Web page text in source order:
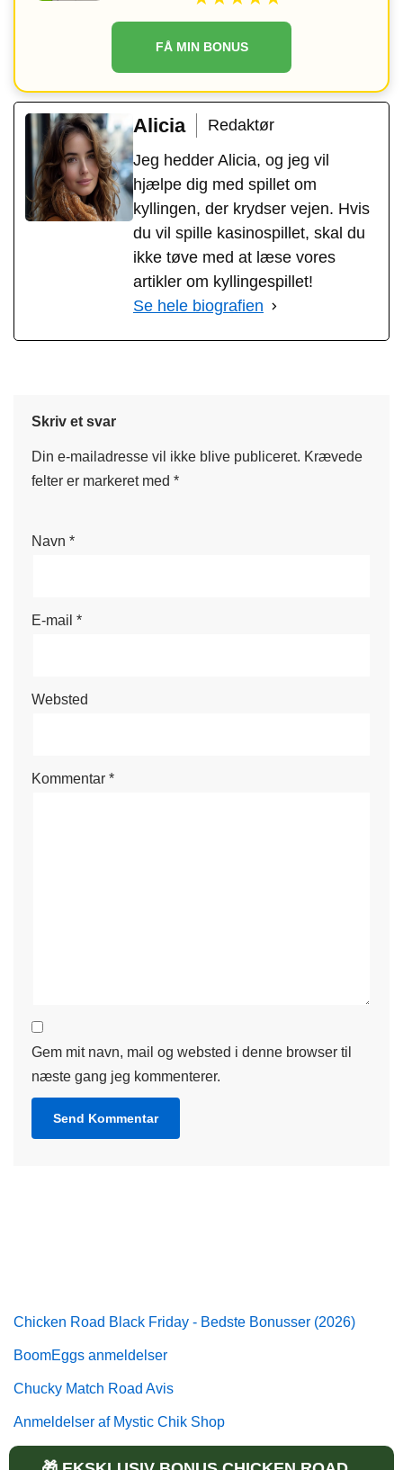
FÅ MIN BONUS
Alicia
Redaktør
Jeg hedder Alicia, og jeg vil
hjælpe dig med spillet om
kyllingen, der krydser vejen. Hvis
du vil spille kasinospillet, skal du
ikke tøve med at læse vores
artikler om kyllingespillet!
Se hele biografien
Skriv et svar
Din e-mailadresse vil ikke blive publiceret. Krævede
felter er markeret med *
Navn *
E-mail *
Websted
Kommentar *
Gem mit navn, mail og websted i denne browser til
næste gang jeg kommenterer.
Chicken Road Black Friday - Bedste Bonusser (2026)
BoomEggs anmeldelser
Chucky Match Road Avis
Anmeldelser af Mystic Chik Shop
Anmeldelserne af Catch The Royal Egg